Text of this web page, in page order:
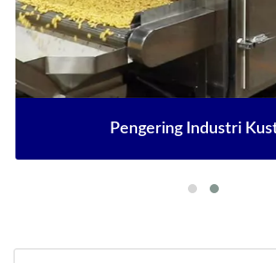
Pengering Industri